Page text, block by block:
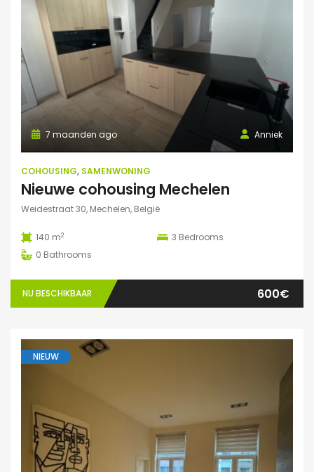
Anniek
7 maanden ago
COHOUSING, SAMENWONING
Nieuwe cohousing Mechelen
Weidestraat 30, Mechelen, België
140 m2 3 Bedrooms
0 Bathrooms
NU BESCHIKBAAR 600€
NIEUW